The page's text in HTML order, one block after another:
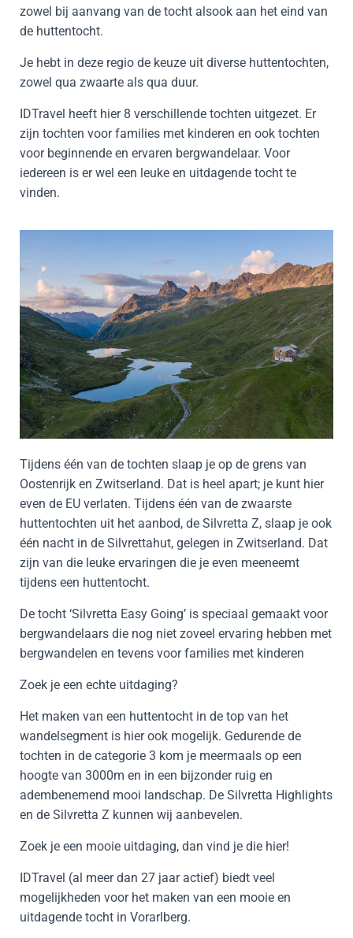
zowel bij aanvang van de tocht alsook aan het eind van
de huttentocht.
Je hebt in deze regio de keuze uit diverse huttentochten,
zowel qua zwaarte als qua duur.
IDTravel heeft hier 8 verschillende tochten uitgezet. Er
zijn tochten voor families met kinderen en ook tochten
voor beginnende en ervaren bergwandelaar. Voor
iedereen is er wel een leuke en uitdagende tocht te
vinden.
Tijdens één van de tochten slaap je op de grens van
Oostenrijk en Zwitserland. Dat is heel apart; je kunt hier
even de EU verlaten. Tijdens één van de zwaarste
huttentochten uit het aanbod, de Silvretta Z, slaap je ook
één nacht in de Silvrettahut, gelegen in Zwitserland. Dat
zijn van die leuke ervaringen die je even meeneemt
tijdens een huttentocht.
De tocht ‘Silvretta Easy Going’ is speciaal gemaakt voor
bergwandelaars die nog niet zoveel ervaring hebben met
bergwandelen en tevens voor families met kinderen
Zoek je een echte uitdaging?
Het maken van een huttentocht in de top van het
wandelsegment is hier ook mogelijk. Gedurende de
tochten in de categorie 3 kom je meermaals op een
hoogte van 3000m en in een bijzonder ruig en
adembenemend mooi landschap. De Silvretta Highlights
en de Silvretta Z kunnen wij aanbevelen.
Zoek je een mooie uitdaging, dan vind je die hier!
IDTravel (al meer dan 27 jaar actief) biedt veel
mogelijkheden voor het maken van een mooie en
uitdagende tocht in Vorarlberg.